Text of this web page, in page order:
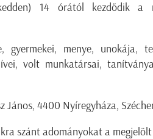
14 órától kezdődik a
gyermekei, menye, unokája,
volt munkatársai,
János, 4400 Nyíregyháza,
szánt adományokat a